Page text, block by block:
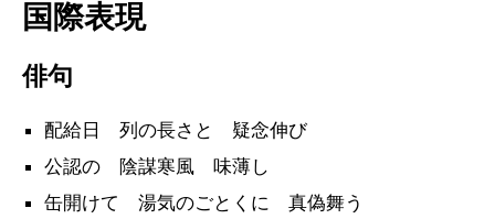
国際表現
俳句
配給日 列の長さと 疑念伸び
公認の 陰謀寒風 味薄し
缶開けて 湯気のごとくに 真偽舞う